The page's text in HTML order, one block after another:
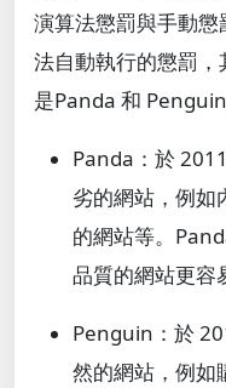
演算法懲罰與手動
法自動執行的懲罰
是Panda 和 Penguin
Panda： 於
劣的網站，例如
的網站等。
品質的網站更容
Penguin ：於
然的網站，例如